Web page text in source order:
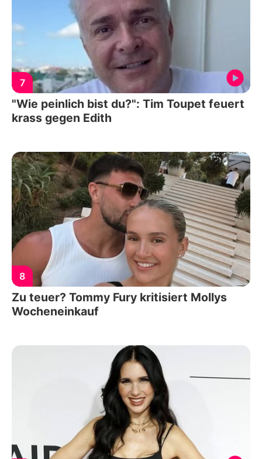
7
"Wie peinlich bist du?": Tim Toupet feuert
krass gegen Edith
8
Zu teuer? Tommy Fury kritisiert Mollys
Wocheneinkauf